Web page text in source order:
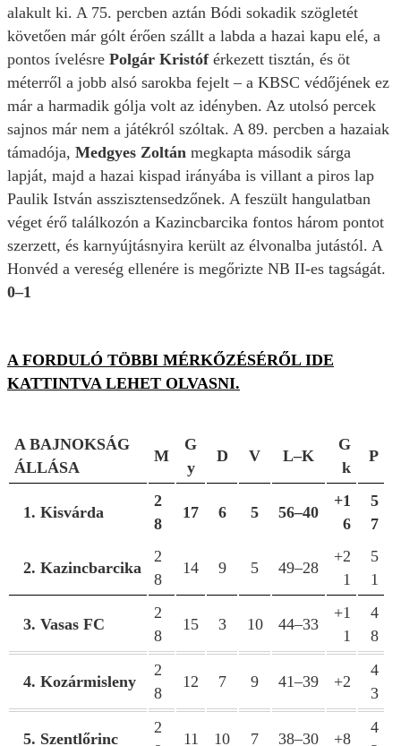
alakult ki. A 75. percben aztán Bódi sokadik szögletét
követően már gólt érően szállt a labda a hazai kapu elé, a
pontos ívelésre Polgár Kristóf érkezett tisztán, és öt
méterről a jobb alsó sarokba fejelt – a KBSC védőjének ez
már a harmadik gólja volt az idényben. Az utolsó percek
sajnos már nem a játékról szóltak. A 89. percben a hazaiak
támadója, Medgyes Zoltán megkapta második sárga
lapját, majd a hazai kispad irányába is villant a piros lap
Paulik István asszisztensedzőnek. A feszült hangulatban
véget érő találkozón a Kazincbarcika fontos három pontot
szerzett, és karnyújtásnyira került az élvonalba jutástól. A
Honvéd a vereség ellenére is megőrizte NB II-es tagságát.
0–1
A FORDULÓ TÖBBI MÉRKŐZÉSÉRŐL IDE
KATTINTVA LEHET OLVASNI.
A BAJNOKSÁG
ÁLLÁSA
M
G
y
D V L–K
G
k
P
1. Kisvárda
2
8
17 6 5 56–40
+1
6
5
7
2. Kazincbarcika
2
8
14 9 5 49–28
+2
1
5
1
3. Vasas FC
2
8
15 3 10 44–33
+1
1
4
8
4. Kozármisleny
2
8
12 7 9 41–39 +2
4
3
5. Szentlőrinc
2
11 10 7 38–30 +8
4